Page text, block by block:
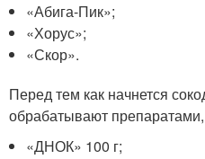
«Абига-Пик»;
«Хорус»;
«Скор».
Перед тем как начнется
обрабатывают
«ДНОК» 100 г;